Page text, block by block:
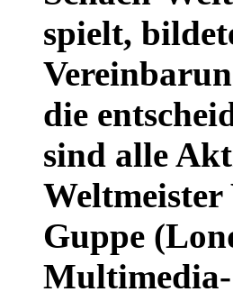
spielt,
die
sind alle
Guppe